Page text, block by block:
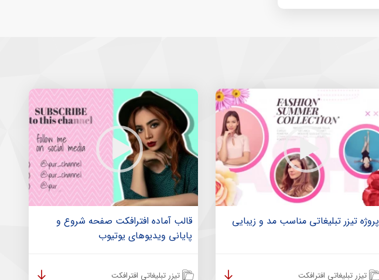
پروژه تیزر تبلیغاتی مناسب مد و زیبایی
تیزر تبلیغاتی افترافکت
قالب آماده افترافکت صفحه شروع و
پایانی ویدیو‌های یوتیوب
تیزر تبلیغاتی افترافکت